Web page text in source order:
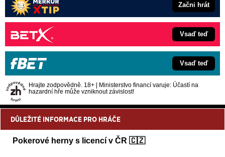
Začni hrát
Vsaď teď
Vsaď teď
Hrajte zodpovědně. 18+ | Ministerstvo financí varuje: Účastí na
hazardní hře může vzniknout závislost!
DŮLEŽITÉ INFORMACE PRO HRÁČE
Pokerové herny s licencí v ČR 🇨🇿